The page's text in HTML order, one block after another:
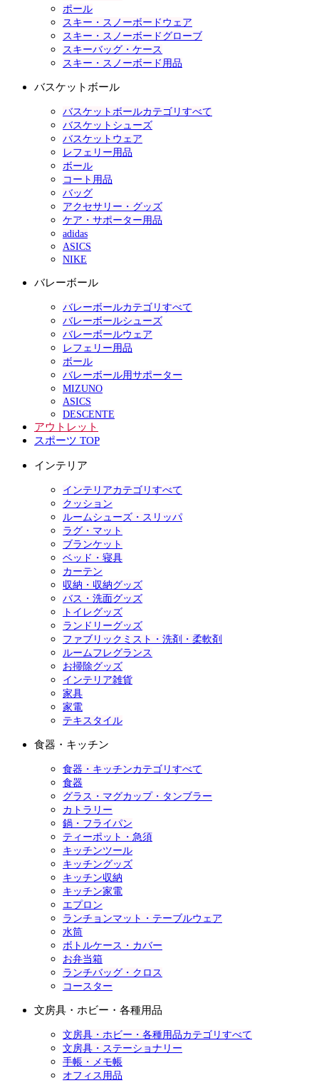
ポール
スキー・スノーボードウェア
スキー・スノーボードグローブ
スキーバッグ・ケース
スキー・スノーボード用品
バスケットボール
バスケットボールカテゴリすべて
バスケットシューズ
バスケットウェア
レフェリー用品
ボール
コート用品
バッグ
アクセサリー・グッズ
ケア・サポーター用品
adidas
ASICS
NIKE
バレーボール
バレーボールカテゴリすべて
バレーボールシューズ
バレーボールウェア
レフェリー用品
ボール
バレーボール用サポーター
MIZUNO
ASICS
DESCENTE
アウトレット
スポーツ TOP
インテリア
インテリアカテゴリすべて
クッション
ルームシューズ・スリッパ
ラグ・マット
ブランケット
ベッド・寝具
カーテン
収納・収納グッズ
バス・洗面グッズ
トイレグッズ
ランドリーグッズ
ファブリックミスト・洗剤・柔軟剤
ルームフレグランス
お掃除グッズ
インテリア雑貨
家具
家電
テキスタイル
食器・キッチン
食器・キッチンカテゴリすべて
食器
グラス・マグカップ・タンブラー
カトラリー
鍋・フライパン
ティーポット・急須
キッチンツール
キッチングッズ
キッチン収納
キッチン家電
エプロン
ランチョンマット・テーブルウェア
水筒
ボトルケース・カバー
お弁当箱
ランチバッグ・クロス
コースター
文房具・ホビー・各種用品
文房具・ホビー・各種用品カテゴリすべて
文房具・ステーショナリー
手帳・メモ帳
オフィス用品